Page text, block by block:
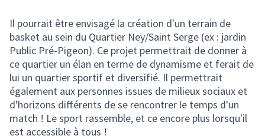
Il pourrait être envisagé la création d'un terrain de
basket au sein du Quartier Ney/Saint Serge (ex : jardin
Public Pré-Pigeon). Ce projet permettrait de donner à
ce quartier un élan en terme de dynamisme et ferait de
lui un quartier sportif et diversifié. Il permettrait
également aux personnes issues de milieux sociaux et
d'horizons différents de se rencontrer le temps d'un
match ! Le sport rassemble, et ce encore plus lorsqu'il
est accessible à tous !